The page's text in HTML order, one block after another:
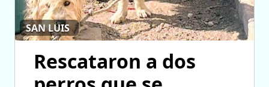
SAN LUIS
Rescataron a dos